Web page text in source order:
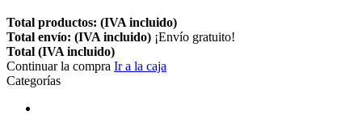
Total productos: (IVA incluido)
Total envío: (IVA incluido) ¡Envío gratuito!
Total (IVA incluido)
Continuar la compra Ir a la caja
Categorías